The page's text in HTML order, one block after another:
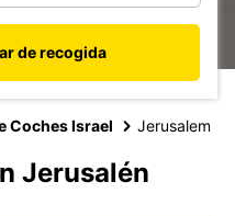
de recogida
Coches Israel Jerusalem
Jerusalén